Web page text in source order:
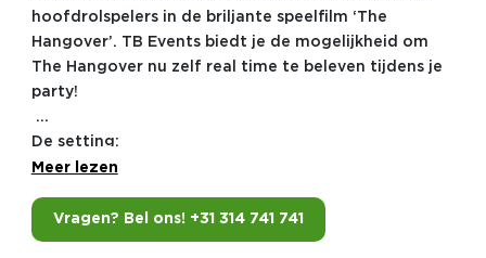
hoofdrolspelers in de briljante speelfilm ‘The
Hangover’. TB Events biedt je de mogelijkheid om
The Hangover nu zelf real time te beleven tijdens je
party!
De setting:
niet bij vandaag. Jullie herinneren je namelijk niets
meer van de afgelopen avond en de bruidegom is
Meer lezen
Vragen? Bel ons! +31 314 741 741